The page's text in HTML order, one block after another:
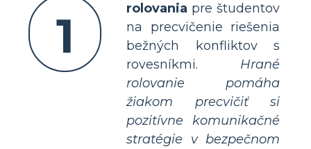
1
rolovania pre študentov
na precvičenie riešenia
bežných konfliktov s
rovesníkmi. Hrané
rolovanie pomáha
žiakom precvičiť si
pozitívne komunikačné
stratégie v bezpečnom